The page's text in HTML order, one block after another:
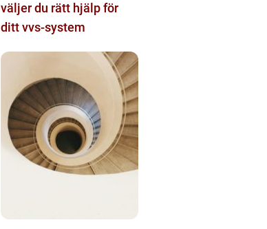
väljer du rätt hjälp för
ditt vvs-system